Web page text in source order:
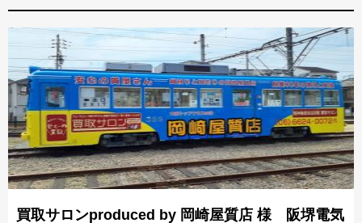
買取サロンproduced by 岡崎屋質店 様 阪堺電気